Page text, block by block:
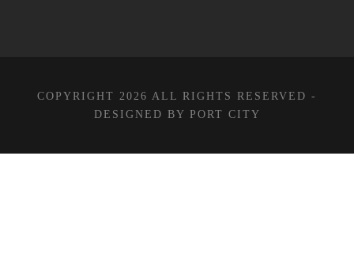
COPYRIGHT 2026 ALL RIGHTS RESERVED -
DESIGNED BY PORT CITY